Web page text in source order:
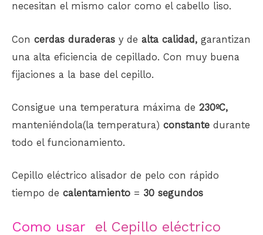
necesitan el mismo calor como el cabello liso.
Con cerdas duraderas y de alta calidad, garantizan
una alta eficiencia de cepillado. Con muy buena
fijaciones a la base del cepillo.
Consigue una temperatura máxima de 230ºC,
manteniéndola(la temperatura) constante durante
todo el funcionamiento.
Cepillo eléctrico alisador de pelo con rápido
tiempo de calentamiento = 30 segundos
Como usar el Cepillo eléctrico